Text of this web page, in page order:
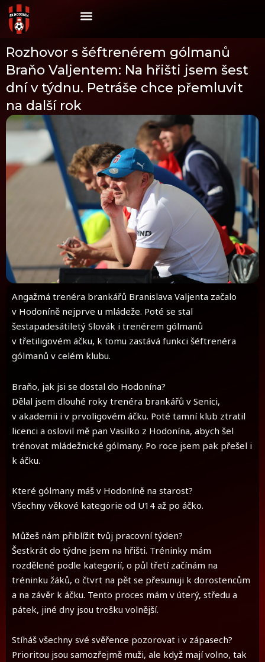
Skip
to
content
Rozhovor s šéftrenérem gólmanů
Braňo Valjentem: Na hřišti jsem šest
dní v týdnu. Petráše chce přemluvit
na další rok
Angažmá trenéra brankářů Branislava Valjenta začalo
v Hodoníně nejprve u mládeže. Poté se stal
šestapadesátiletý Slovák i trenérem gólmanů
v třetiligovém áčku, k tomu zastává funkci šéftrenéra
gólmanů v celém klubu.
Braňo, jak jsi se dostal do Hodonína?
Dělal jsem dlouhé roky trenéra brankářů v Senici,
v akademii i v prvoligovém áčku. Poté tamní klub ztratil
licenci a oslovil mě pan Vasilko z Hodonína, abych šel
trénovat mládežnické gólmany. Po roce jsem pak přešel i
k áčku.
Které gólmany máš v Hodoníně na starost?
Všechny věkové kategorie od U14 až po áčko.
Můžeš nám přiblížit tvůj pracovní týden?
Šestkrát do týdne jsem na hřišti. Tréninky mám
rozdělené podle kategorií, o půl třetí začínám na
tréninku žáků, o čtvrt na pět se přesunuji k dorostencům
a na závěr k áčku. Tento proces mám v úterý, středu a
pátek, jiné dny jsou trošku volnější.
Stíháš všechny své svěřence pozorovat i v zápasech?
Prioritou jsou samozřejmě muži, ale když mají volno, tak